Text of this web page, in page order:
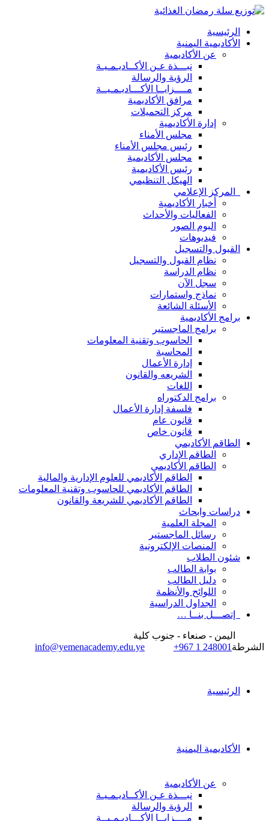
الرئيسية
الأكاديمية اليمنية
عن الأكاديمية
نبـــذة عـن الأكــاديـمـيـة
الرؤية والرسالة
مــــزايــا الأكـــاديـمـيــة
مرافق الأكاديمية
مركز التحميلات
إدارة الأكاديمية
مجلس الأمناء
رئيس مجلس الأمناء
مجلس الأكاديمية
رئيس الأكاديمية
الهيكل التنظيمي
المركز الإعلامي
أخبار الأكاديمية
الفعاليات والأحداث
البوم الصور
فيديوهات
القبول والتسجيل
نظام القبول والتسجيل
نظام الدراسة
سجل الآن
نماذج واستمارات
الأسئلة الشائعة
برامج الأكاديمية
برامج الماجستير
الحاسوب وتقنية المعلومات
المحاسبة
إدارة الأعمال
الشريعه والقانون
اللغات
برامج الدكتوراه
فلسفة إدارة الأعمال
قانون عام
قانون خاص
الطاقم الأكاديمي
الطاقم الإداري
الطاقم الأكاديمي
الطاقم الأكاديمي للعلوم الإدارية والمالية
الطاقم الأكاديمي للحاسوب وتقنية المعلومات
الطاقم الأكاديمي للشريعة والقانون
دراسات وابحاث
المجلة العلمية
رسائل الماجستير
المنصات الإلكترونية
شئون الطلاب
بوابة الطالب
دليل الطالب
اللوائح والأنظمة
الجداول الدراسية
إتصـــل بنــا …
اليمن - صنعاء - جنوب كلية
الشرطة
info@yemenacademy.edu.ye +967 1 248001
الرئيسية
الأكاديمية اليمنية
عن الأكاديمية
نبـــذة عـن الأكــاديـمـيـة
الرؤية والرسالة
مــــزايــا الأكـــاديـمـيــة